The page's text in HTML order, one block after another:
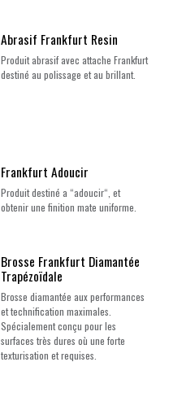
Abrasif Frankfurt Resin
Produit abrasif avec attache Frankfurt
destiné au polissage et au brillant.
Frankfurt Adoucir
Produit destiné a “adoucir“, et
obtenir une finition mate uniforme.
Brosse Frankfurt Diamantée
Trapézoïdale
Brosse diamantée aux performances
et technification maximales.
Spécialement conçu pour les
surfaces très dures où une forte
texturisation et requises.